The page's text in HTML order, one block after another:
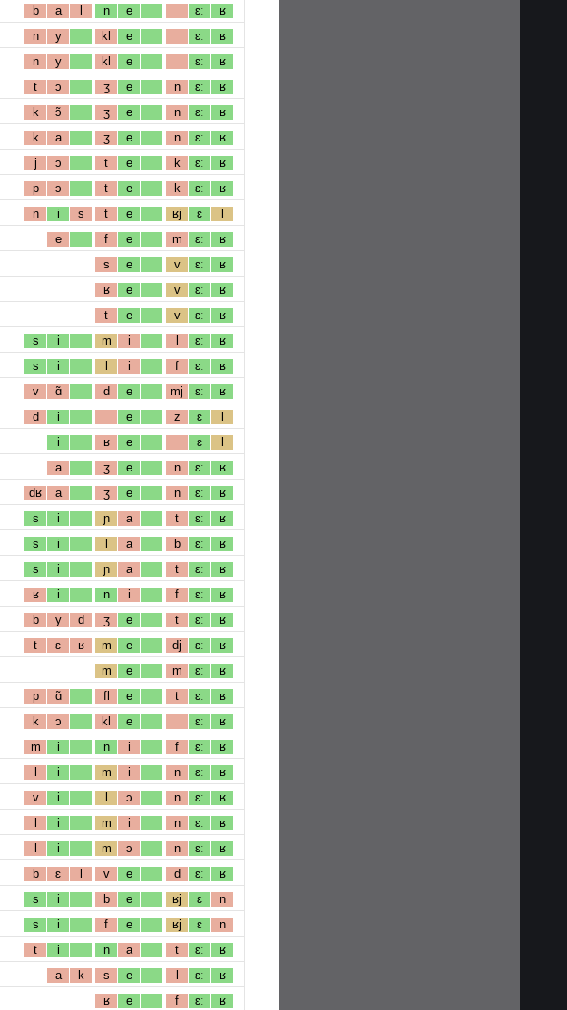
b a l n e ɛː ʁ
n y kl e ɛː ʁ
n y kl e ɛː ʁ
t ɔ ʒ e n ɛː ʁ
k ɔ̃ ʒ e n ɛː ʁ
k a ʒ e n ɛː ʁ
j ɔ t e k ɛː ʁ
p ɔ t e k ɛː ʁ
n i s t e ʁj ɛ l
e f e m ɛː ʁ
s e v ɛː ʁ
ʁ e v ɛː ʁ
t e v ɛː ʁ
s i m i l ɛː ʁ
s i l i f ɛː ʁ
v ɑ̃ d e mj ɛː ʁ
d i e z ɛ l
i ʁ e ɛ l
a ʒ e n ɛː ʁ
dʁ a ʒ e n ɛː ʁ
s i ɲ a t ɛː ʁ
s i l a b ɛː ʁ
s i ɲ a t ɛː ʁ
ʁ i n i f ɛː ʁ
b y d ʒ e t ɛː ʁ
t ɛ ʁ m e dj ɛː ʁ
m e m ɛː ʁ
p ɑ̃ fl e t ɛː ʁ
k ɔ kl e ɛː ʁ
m i n i f ɛː ʁ
l i m i n ɛː ʁ
v i l ɔ n ɛː ʁ
l i m i n ɛː ʁ
l i m ɔ n ɛː ʁ
b ɛ l v e d ɛː ʁ
s i b e ʁj ɛ n
s i f e ʁj ɛ n
t i n a t ɛː ʁ
a k s e l ɛː ʁ
ʁ e f ɛː ʁ